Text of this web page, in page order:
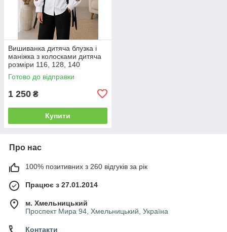
Вишиванка дитяча блузка і
маніжка з колосками дитяча
розміри 116, 128, 140
Готово до відправки
1 250 ₴
Купити
Про нас
100% позитивних з 260 відгуків за рік
Працює з 27.01.2014
м. Хмельницький
Проспект Мира 94, Хмельницький, Україна
Контакти